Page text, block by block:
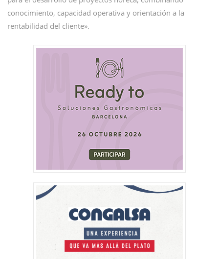
conocimiento, capacidad operativa y orientación a la
rentabilidad del cliente».